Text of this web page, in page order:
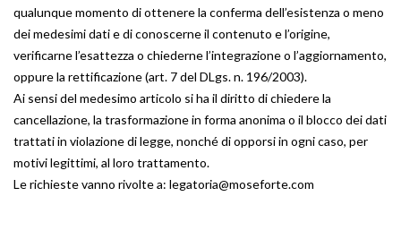
qualunque momento di ottenere la conferma dell’esistenza o meno
dei medesimi dati e di conoscerne il contenuto e l’origine,
verificarne l’esattezza o chiederne l’integrazione o l’aggiornamento,
oppure la rettificazione (art. 7 del DLgs. n. 196/2003).
Ai sensi del medesimo articolo si ha il diritto di chiedere la
cancellazione, la trasformazione in forma anonima o il blocco dei dati
trattati in violazione di legge, nonché di opporsi in ogni caso, per
motivi legittimi, al loro trattamento.
Le richieste vanno rivolte a: legatoria@moseforte.com